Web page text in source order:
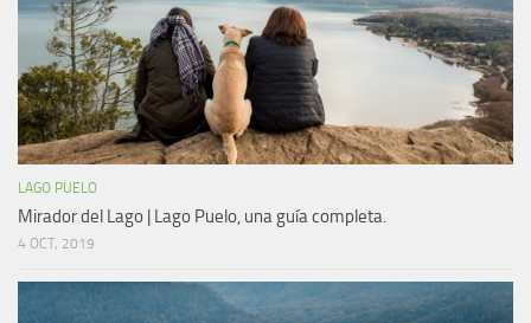
LAGO PUELO
Mirador del Lago | Lago Puelo, una guía completa.
4 OCT, 2019